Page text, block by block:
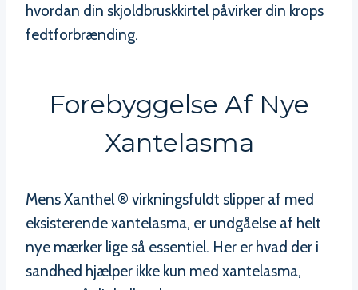
hvordan din skjoldbruskkirtel påvirker din krops
fedtforbrænding.
Forebyggelse Af Nye
Xantelasma
Mens Xanthel ® virkningsfuldt slipper af med
eksisterende xantelasma, er undgåelse af helt
nye mærker lige så essentiel. Her er hvad der i
sandhed hjælper ikke kun med xantelasma,